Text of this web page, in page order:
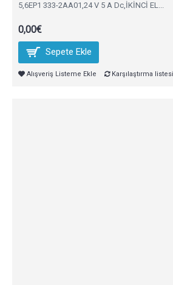
5,6EP1 333-2AA01,24 V 5 A Dc,İKİNCİ EL...
0,00€
Sepete Ekle
Alışveriş Listeme Ekle Karşılaştırma